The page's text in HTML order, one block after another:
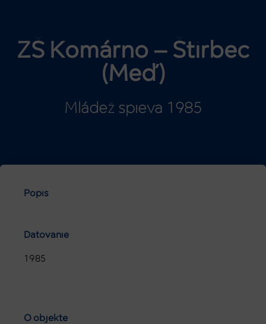
ZŠ Komárno – Štirbec
(Meď)
Mládež spieva 1985
Popis
Datovanie
1985
O objekte